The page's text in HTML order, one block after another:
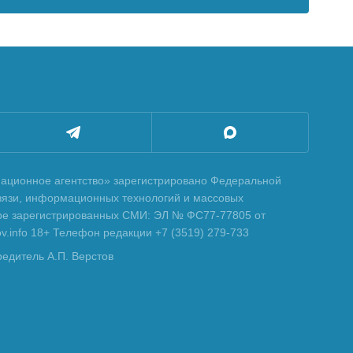
агентство» зарегистрировано Федеральной
информационных технологий и массовых
зарегистрированных СМИ: ЭЛ № ФС77-77805 от
18+ Телефон редакции +7 (3519) 279-733
А.П. Верстов